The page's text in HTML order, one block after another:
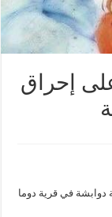
إحراق
دوابشة في قرية دوما